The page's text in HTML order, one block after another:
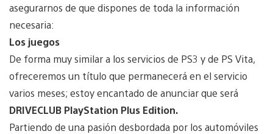
asegurarnos de que dispones de toda la información
necesaria:
Los juegos
De forma muy similar a los servicios de PS3 y de PS Vita,
ofreceremos un título que permanecerá en el servicio
varios meses; estoy encantado de anunciar que será
DRIVECLUB PlayStation Plus Edition.
Partiendo de una pasión desbordada por los automóviles